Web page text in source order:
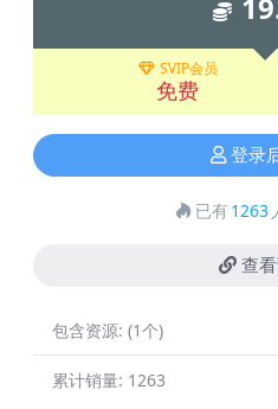
SVIP会员
免费
登录
已有1263
查
包含资源: (1个)
累计销量: 1263